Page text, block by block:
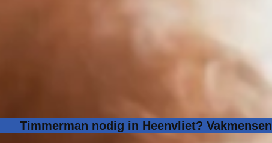
Timmerman nodig in Heenvliet?